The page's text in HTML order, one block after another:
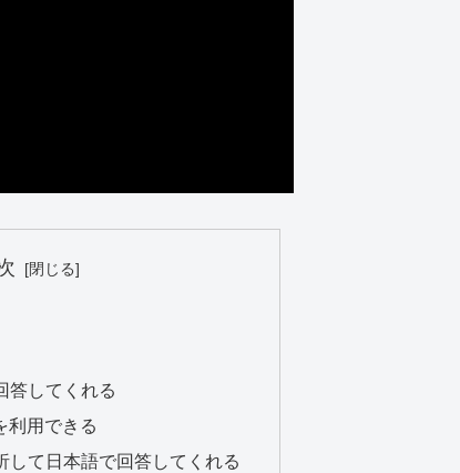
答してくれる
利用できる
して日本語で回答してくれる